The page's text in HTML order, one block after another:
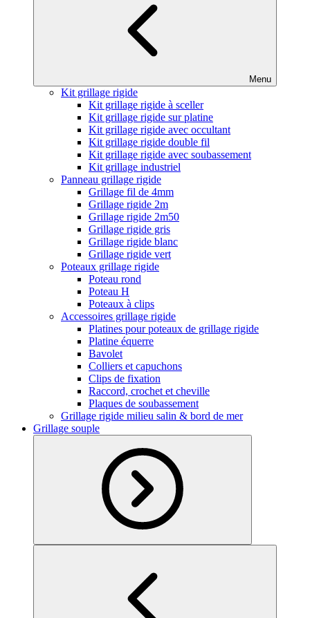
Menu
Kit grillage rigide
Kit grillage rigide à sceller
Kit grillage rigide sur platine
Kit grillage rigide avec occultant
Kit grillage rigide double fil
Kit grillage rigide avec soubassement
Kit grillage industriel
Panneau grillage rigide
Grillage fil de 4mm
Grillage rigide 2m
Grillage rigide 2m50
Grillage rigide gris
Grillage rigide blanc
Grillage rigide vert
Poteaux grillage rigide
Poteau rond
Poteau H
Poteaux à clips
Accessoires grillage rigide
Platines pour poteaux de grillage rigide
Platine équerre
Bavolet
Colliers et capuchons
Clips de fixation
Raccord, crochet et cheville
Plaques de soubassement
Grillage rigide milieu salin & bord de mer
Grillage souple